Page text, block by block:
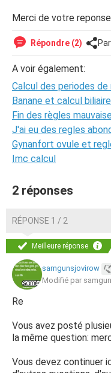
Merci de votre
Répondre (2)
A voir également:
Calcul des periodes
Banane et calcul biliaire
Fin des règles
J'ai eu des regles
Gynanfort ovule et
Imc calcul
2 réponses
RÉPONSE 1 / 2
Meilleure réponse
samgunsjovirow
Modifié par
Re
Vous avez posté
la même question:
Vous devez continuer